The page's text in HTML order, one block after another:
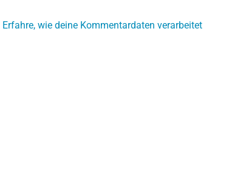
Erfahre, wie deine Kommentardaten verarbeitet